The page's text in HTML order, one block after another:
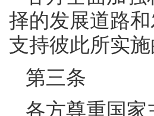
择的发展道路
支持彼此所实
第三条
各方尊重国